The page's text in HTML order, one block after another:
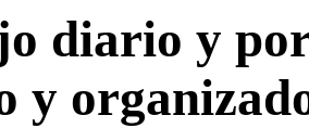
diario y por
y